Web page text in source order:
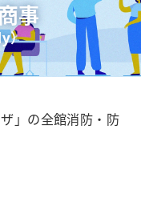
事
）
」の全館消防・防